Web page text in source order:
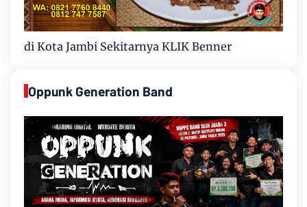
di Kota Jambi Sekitarnya KLIK Benner
Oppunk Generation Band